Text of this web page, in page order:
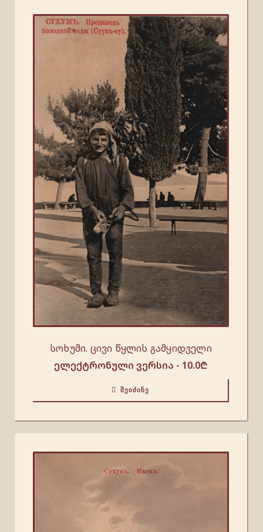
სოხუმი. ცივი წყლის გამყიდველი
ელექტრონული ვერსია - 10.0₾
ᲨᲔᲘᲫᲘᲜᲔ